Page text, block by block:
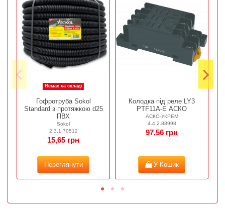
Немає на складі
Гофротруба Sokol
Standard з протяжкою d25
ПВХ
Sokol
2.3.1.70512
15,65 грн
Переглянути
Колодка під реле LY3
PTF11A-E АСКО
АСКО-УКРЕМ
4.4.2.88998
97,56 грн
У Кошик